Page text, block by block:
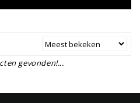
gevonden!...